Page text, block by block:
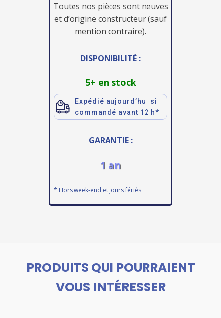
Toutes nos pièces sont neuves
et d’origine constructeur (sauf
mention contraire).
DISPONIBILITÉ :
5+ en stock
Expédié aujourd’hui si
commandé avant 12 h*
GARANTIE :
1 an
* Hors week-end et jours fériés
PRODUITS QUI POURRAIENT
VOUS INTÉRESSER